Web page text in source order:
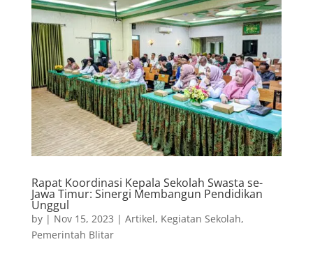
Rapat Koordinasi Kepala Sekolah Swasta se-
Jawa Timur: Sinergi Membangun Pendidikan
Unggul
by | Nov 15, 2023 | Artikel, Kegiatan Sekolah,
Pemerintah Blitar